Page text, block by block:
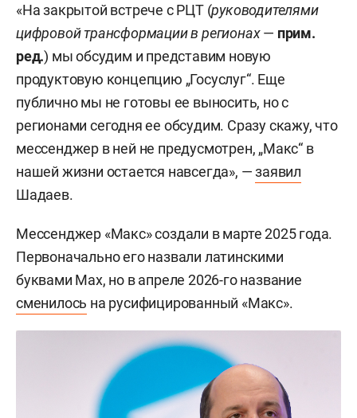
«На закрытой встрече с РЦТ (руководителями
цифровой трансформации в регионах— прим.
ред.) мы обсудим и представим новую
продуктовую концепцию „Госуслуг“. Еще
публично мы не готовы ее выносить, но с
регионами сегодня ее обсудим. Сразу скажу, что
мессенджер в ней не предусмотрен, „Макс“ в
нашей жизни остается навсегда», —заявил
Шадаев.
Мессенджер «Макс» создали в марте 2025 года.
Первоначально его назвали латинскими
буквами Max, но в апреле 2026-го название
сменилось на русифицированный «Макс».